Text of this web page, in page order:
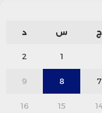
ج س د
1
2
7
8
9
15
16